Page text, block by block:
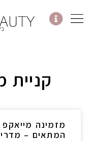
לתוכן
קניית
מזמינה
המתאים –